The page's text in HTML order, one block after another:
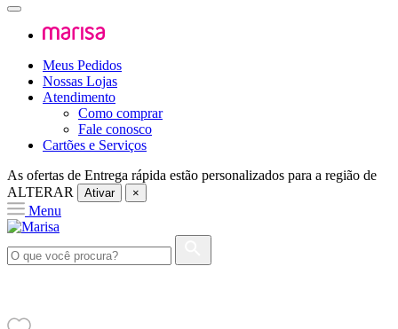
Meus Pedidos
Nossas Lojas
Atendimento
Como comprar
Fale conosco
Cartões e Serviços
As ofertas de Entrega rápida estão personalizados para a região de
ALTERAR
Ativar ×
Menu